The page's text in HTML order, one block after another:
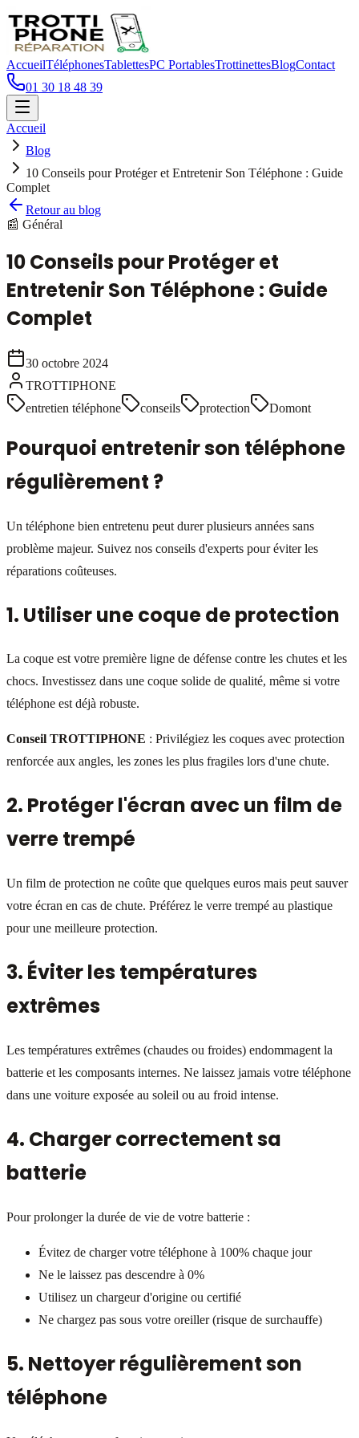
AccueilTéléphonesTablettesPC PortablesTrottinettesBlogContact
01 30 18 48 39
Accueil
Blog
10 Conseils pour Protéger et Entretenir Son Téléphone : Guide
Complet
Retour au blog
📰 Général
10 Conseils pour Protéger et
Entretenir Son Téléphone : Guide
Complet
30 octobre 2024
TROTTIPHONE
entretien téléphone
conseils protection Domont
Pourquoi entretenir son téléphone
régulièrement ?
Un téléphone bien entretenu peut durer plusieurs années sans
problème majeur. Suivez nos conseils d'experts pour éviter les
réparations coûteuses.
1. Utiliser une coque de protection
La coque est votre première ligne de défense contre les chutes et les
chocs. Investissez dans une coque solide de qualité, même si votre
téléphone est déjà robuste.
Conseil TROTTIPHONE : Privilégiez les coques avec protection
renforcée aux angles, les zones les plus fragiles lors d'une chute.
2. Protéger l'écran avec un film de
verre trempé
Un film de protection ne coûte que quelques euros mais peut sauver
votre écran en cas de chute. Préférez le verre trempé au plastique
pour une meilleure protection.
3. Éviter les températures
extrêmes
Les températures extrêmes (chaudes ou froides) endommagent la
batterie et les composants internes. Ne laissez jamais votre téléphone
dans une voiture exposée au soleil ou au froid intense.
4. Charger correctement sa
batterie
Pour prolonger la durée de vie de votre batterie :
Évitez de charger votre téléphone à 100% chaque jour
Ne le laissez pas descendre à 0%
Utilisez un chargeur d'origine ou certifié
Ne chargez pas sous votre oreiller (risque de surchauffe)
5. Nettoyer régulièrement son
téléphone